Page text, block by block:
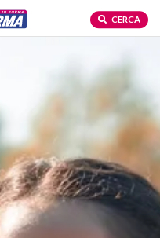
CERCA